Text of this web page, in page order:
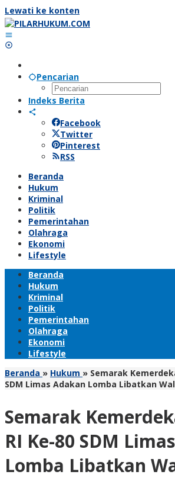
Lewati ke konten
Pencarian
Indeks Berita
Facebook
Twitter
Pinterest
RSS
Beranda
Hukum
Kriminal
Politik
Pemerintahan
Olahraga
Ekonomi
Lifestyle
Beranda
Hukum
Kriminal
Politik
Pemerintahan
Olahraga
Ekonomi
Lifestyle
Beranda » Hukum » Semarak
SDM Limas Adakan Lomba Libatkan
Semarak
RI Ke-80 SDM
Lomba Libatkan